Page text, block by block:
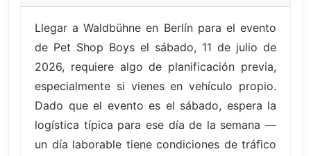
Llegar a Waldbühne en Berlín para el evento
de Pet Shop Boys el sábado, 11 de julio de
2026, requiere algo de planificación previa,
especialmente si vienes en vehículo propio.
Dado que el evento es el sábado, espera la
logística típica para ese día de la semana —
un día laborable tiene condiciones de tráfico